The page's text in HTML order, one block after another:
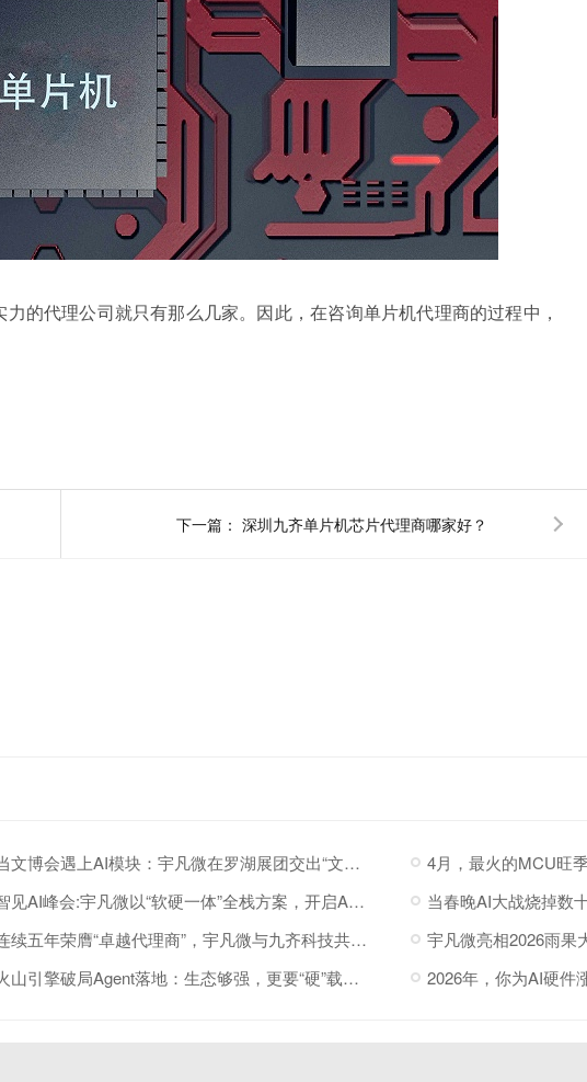
的代理公司就只有那么几家。因此，在咨询单片机代理商的过程中，
下一篇： 深圳九齐单片机芯片代理商哪家好？
当文博会遇上AI模块：宇凡微在罗湖展团交出“文化+科技”新答卷
4月，最火的MCU旺
智见AI峰会:宇凡微以“软硬一体”全栈方案，开启AI硬件落地加速度
连续五年荣膺“卓越代理商”，宇凡微与九齐科技共赴新程
火山引擎破局Agent落地：生态够强，更要“硬”载体托底 2026年，你为AI硬件